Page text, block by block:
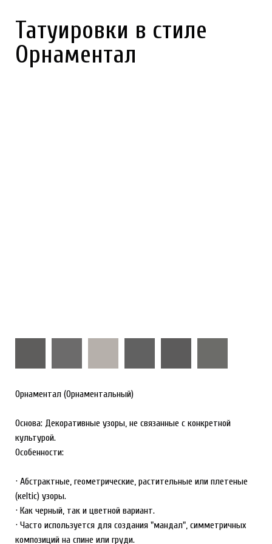
Орнаментал (Орнаментальный)
Основа: Декоративные узоры, не связанные с конкретной
культурой.
Особенности:
· Абстрактные, геометрические, растительные или плетеные
(кeltic) узоры.
· Как черный, так и цветной вариант.
· Часто используется для создания "мандал", симметричных
композиций на спине или груди.
Татуировки в стиле
Орнаментал